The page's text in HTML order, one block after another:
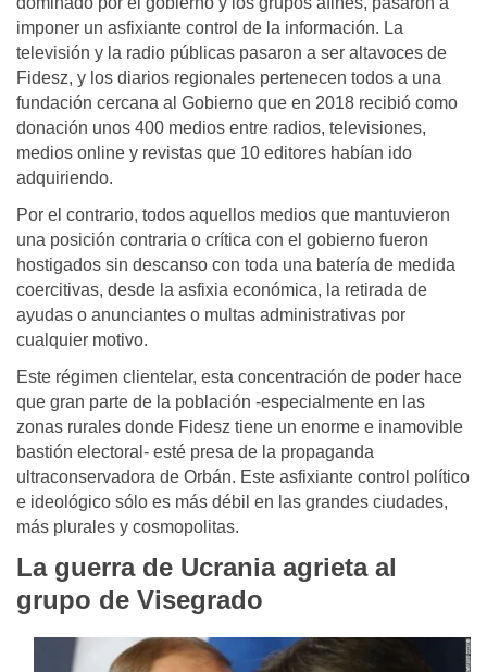
imponer un asfixiante control de la información. La
televisión y la radio públicas pasaron a ser altavoces de
Fidesz, y los diarios regionales pertenecen todos a una
fundación cercana al Gobierno que en 2018 recibió como
donación unos 400 medios entre radios, televisiones,
medios online y revistas que 10 editores habían ido
adquiriendo.
Por el contrario, todos aquellos medios que mantuvieron
una posición contraria o crítica con el gobierno fueron
hostigados sin descanso con toda una batería de medida
coercitivas, desde la asfixia económica, la retirada de
ayudas o anunciantes o multas administrativas por
cualquier motivo.
Este régimen clientelar, esta concentración de poder hace
que gran parte de la población -especialmente en las
zonas rurales donde Fidesz tiene un enorme e inamovible
bastión electoral- esté presa de la propaganda
ultraconservadora de Orbán. Este asfixiante control político
e ideológico sólo es más débil en las grandes ciudades,
más plurales y cosmopolitas.
La guerra de Ucrania agrieta al
grupo de Visegrado